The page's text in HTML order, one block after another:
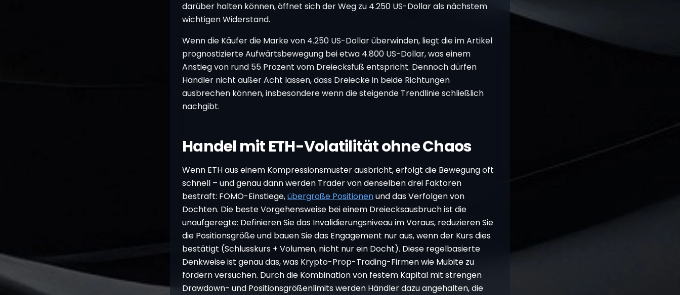
darüber halten können, öffnet sich der Weg zu 4.250 US-Dollar als nächstem
wichtigen Widerstand.
Wenn die Käufer die Marke von 4.250 US-Dollar überwinden, liegt die im Artikel
prognostizierte Aufwärtsbewegung bei etwa 4.800 US-Dollar, was einem
Anstieg von rund 55 Prozent vom Dreiecksfuß entspricht. Dennoch dürfen
Händler nicht außer Acht lassen, dass Dreiecke in beide Richtungen
ausbrechen können, insbesondere wenn die steigende Trendlinie schließlich
nachgibt.
Handel mit ETH-Volatilität ohne Chaos
Wenn ETH aus einem Kompressionsmuster ausbricht, erfolgt die Bewegung oft
schnell – und genau dann werden Trader von denselben drei Faktoren
bestraft: FOMO-Einstiege,übergroße Positionenund das Verfolgen von
Dochten. Die beste Vorgehensweise bei einem Dreiecksausbruch ist die
unaufgeregte: Definieren Sie das Invalidierungsniveau im Voraus, reduzieren Sie
die Positionsgröße und bauen Sie das Engagement nur aus, wenn der Kurs dies
bestätigt (Schlusskurs + Volumen, nicht nur ein Docht). Diese regelbasierte
Denkweise ist genau das, was Krypto-Prop-Trading-Firmen wie Mubite zu
fördern versuchen. Durch die Kombination von festem Kapital mit strengen
Drawdown- und Positionsgrößenlimits werden Händler dazu angehalten, die